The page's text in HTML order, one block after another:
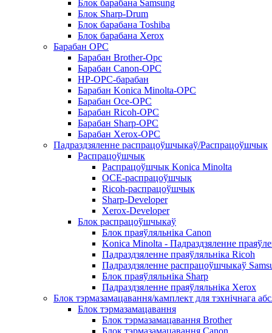
Блок барабана Samsung
Блок Sharp-Drum
Блок барабана Toshiba
Блок барабана Xerox
Барабан OPC
Барабан Brother-Opc
Барабан Canon-OPC
HP-OPC-барабан
Барабан Konica Minolta-OPC
Барабан Oce-OPC
Барабан Ricoh-OPC
Барабан Sharp-OPC
Барабан Xerox-OPC
Падраздзяленне распрацоўшчыкаў/Распрацоўшчык
Распрацоўшчык
Распрацоўшчык Konica Minolta
OCE-распрацоўшчык
Ricoh-распрацоўшчык
Sharp-Developer
Xerox-Developer
Блок распрацоўшчыкаў
Блок праяўляльніка Canon
Konica Minolta - Падраздзяленне
Падраздзяленне праяўляльніка Ricoh
Падраздзяленне распрацоўшчыкаў
Блок праяўляльніка Sharp
Падраздзяленне праяўляльніка Xerox
Блок тэрмазамацавання/камплект для тэхнічнага
Блок тэрмазамацавання
Блок тэрмазамацавання Brother
Блок тэрмазамацавання Canon